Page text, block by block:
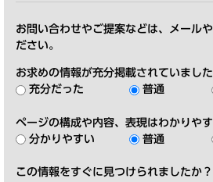
お問い合わせやご提案などは、メール
ださい。
お求めの情報が充分掲載されていまし
充分だった
普通
ページの構成や内容、表現はわかりや
分かりやすい
普通
この情報をすぐに見つけられましたか？